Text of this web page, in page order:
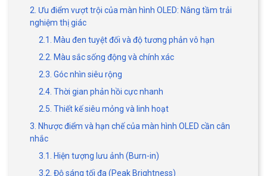
2. Ưu điểm vượt trội của màn hình OLED: Nâng tầm trải
nghiệm thị giác
2.1. Màu đen tuyệt đối và độ tương phản vô hạn
2.2. Màu sắc sống động và chính xác
2.3. Góc nhìn siêu rộng
2.4. Thời gian phản hồi cực nhanh
2.5. Thiết kế siêu mỏng và linh hoạt
3. Nhược điểm và hạn chế của màn hình OLED cần cân
nhắc
3.1. Hiện tượng lưu ảnh (Burn-in)
3.2. Độ sáng tối đa (Peak Brightness)